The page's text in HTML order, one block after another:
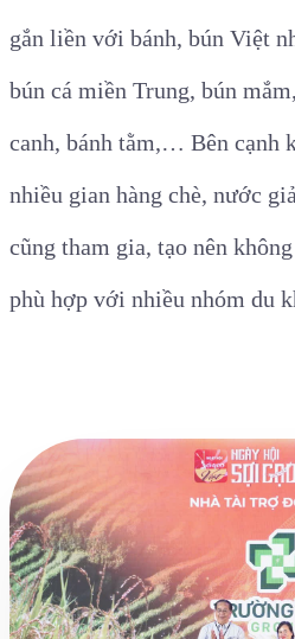
gắn liền với bánh, bún Việt
bún cá miền Trung, bún
canh, bánh tằm,… Bên cạnh
nhiều gian hàng chè, nước
cũng tham gia, tạo nên
phù hợp với nhiều nhóm du